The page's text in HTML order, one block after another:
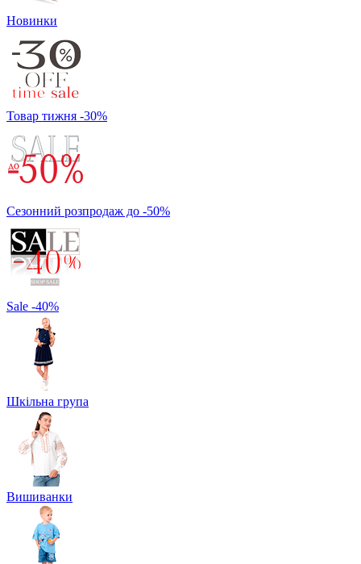
Новинки
Товар тижня -30%
Сезонний розпродаж до -50%
Sale -40%
Шкільна група
Вишиванки